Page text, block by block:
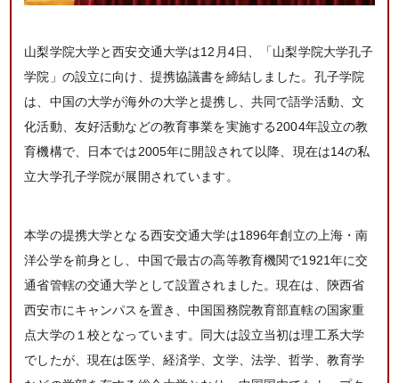
山梨学院大学と西安交通大学は12月4日、「山梨学院大学孔子
学院」の設立に向け、提携協議書を締結しました。孔子学院
は、中国の大学が海外の大学と提携し、共同で語学活動、文
化活動、友好活動などの教育事業を実施する2004年設立の教
育機構で、日本では2005年に開設されて以降、現在は14の私
立大学孔子学院が展開されています。
本学の提携大学となる西安交通大学は1896年創立の上海・南
洋公学を前身とし、中国で最古の高等教育機関で1921年に交
通省管轄の交通大学として設置されました。現在は、陝西省
西安市にキャンパスを置き、中国国務院教育部直轄の国家重
点大学の１校となっています。同大は設立当初は理工系大学
でしたが、現在は医学、経済学、文学、法学、哲学、教育学